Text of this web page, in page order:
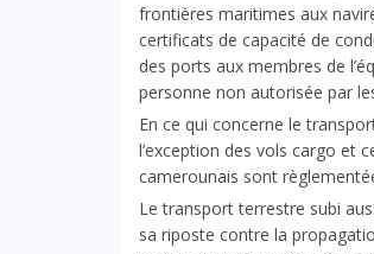
frontières maritimes aux
certificats de capacité de
des ports aux membres de
personne non autorisée par
En ce qui concerne le
l’exception des vols cargo et
camerounais sont
Le transport terrestre subi
sa riposte contre la